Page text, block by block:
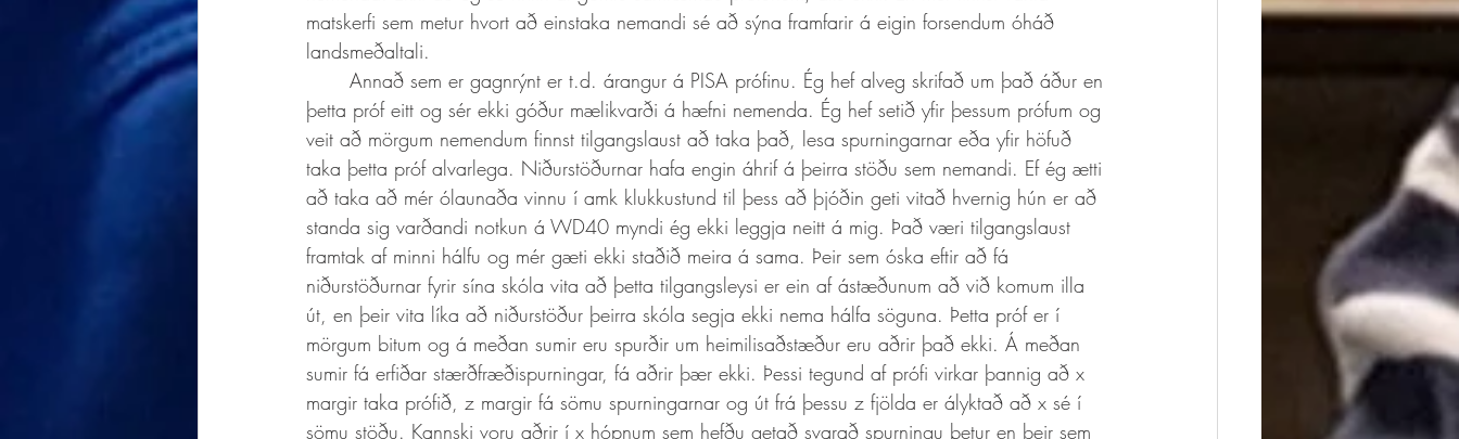
matskerfi sem metur hvort að einstaka nemandi sé að sýna framfarir á eigin forsendum óháð
landsmeðaltali.
þetta próf eitt og sér ekki góður mælikvarði á hæfni nemenda. Ég hef setið yfir þessum prófum og
veit að mörgum nemendum finnst tilgangslaust að taka það, lesa spurningarnar eða yfir höfuð
taka þetta próf alvarlega. Niðurstöðurnar hafa engin áhrif á þeirra stöðu sem nemandi. Ef ég ætti
að taka að mér ólaunaða vinnu í amk klukkustund til þess að þjóðin geti vitað hvernig hún er að
standa sig varðandi notkun á WD40 myndi ég ekki leggja neitt á mig. Það væri tilgangslaust
framtak af minni hálfu og mér gæti ekki staðið meira á sama. Þeir sem óska eftir að fá
niðurstöðurnar fyrir sína skóla vita að þetta tilgangsleysi er ein af ástæðunum að við komum illa
út, en þeir vita líka að niðurstöður þeirra skóla segja ekki nema hálfa söguna. Þetta próf er í
mörgum bitum og á meðan sumir eru spurðir um heimilisaðstæður eru aðrir það ekki. Á meðan
sumir fá erfiðar stærðfræðispurningar, fá aðrir þær ekki. Þessi tegund af prófi virkar þannig að x
margir taka prófið, z margir fá sömu spurningarnar og út frá þessu z fjölda er ályktað að x sé í
sömu stöðu. Kannski voru aðrir í x hópnum sem hefðu getað svarað spurningu betur en þeir sem